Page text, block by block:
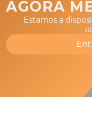
AGORA
Estamos a